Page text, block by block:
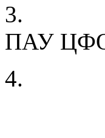
3.
ПАУ ЦФО
4.